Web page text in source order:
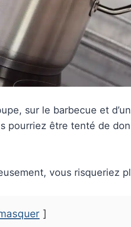
sur le barbecue et
pourriez être tenté de
vous risqueriez